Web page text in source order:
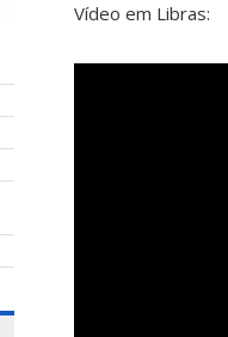
Vídeo em Libras: